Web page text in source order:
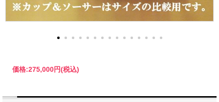
価格:275,000円(税込)